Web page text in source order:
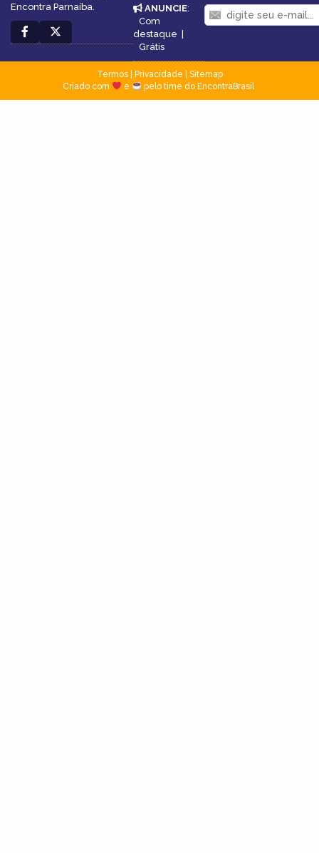
Encontra Parnaíba.
ANUNCIE:
Com
destaque
Grátis
Termos| Privacidade
Sitemap
Criado com
e pelo time do EncontraBrasil